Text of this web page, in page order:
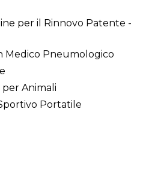
per il Rinnovo Patente -
Medico Pneumologico
Animali
Portatile